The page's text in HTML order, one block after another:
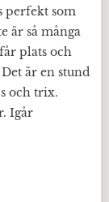
perfekt som
är så många
plats och
är en stund
och trix.
Igår